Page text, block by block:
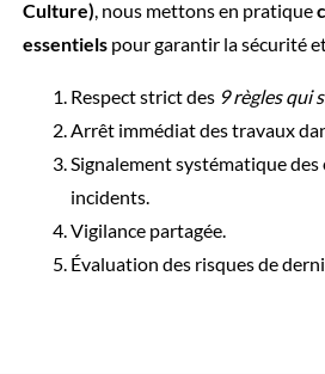
Culture) , nous mettons en pratique
essentiels pour garantir la sécurité
Respect strict des 9 règles qui
Arrêt immédiat des travaux
Signalement systématique
incidents.
Vigilance partagée.
Évaluation des risques de